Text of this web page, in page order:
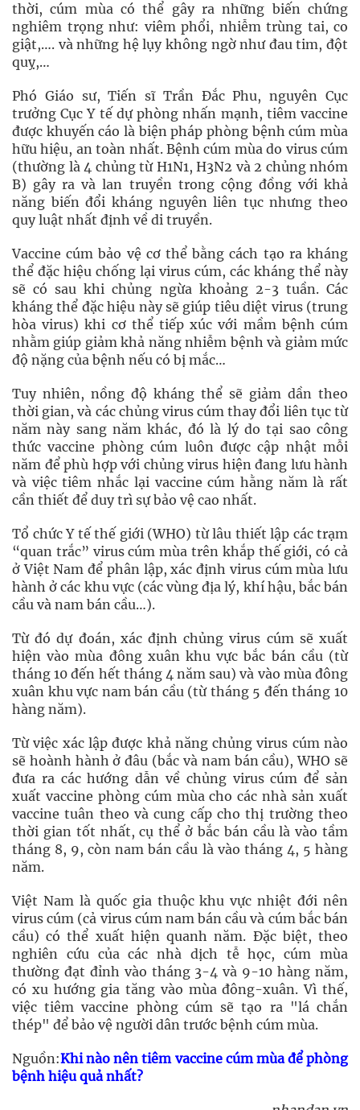
thời, cúm mùa có thể gây ra những biến chứng
nghiêm trọng như: viêm phổi, nhiễm trùng tai, co
giật,…. và những hệ lụy không ngờ như đau tim, đột
quỵ,…
Phó Giáo sư, Tiến sĩ Trần Đắc Phu, nguyên Cục
trưởng Cục Y tế dự phòng nhấn mạnh, tiêm vaccine
được khuyến cáo là biện pháp phòng bệnh cúm mùa
hữu hiệu, an toàn nhất. Bệnh cúm mùa do virus cúm
(thường là 4 chủng từ H1N1, H3N2 và 2 chủng nhóm
B) gây ra và lan truyền trong cộng đồng với khả
năng biến đổi kháng nguyên liên tục nhưng theo
quy luật nhất định về di truyền.
Vaccine cúm bảo vệ cơ thể bằng cách tạo ra kháng
thể đặc hiệu chống lại virus cúm, các kháng thể này
sẽ có sau khi chủng ngừa khoảng 2-3 tuần. Các
kháng thể đặc hiệu này sẽ giúp tiêu diệt virus (trung
hòa virus) khi cơ thể tiếp xúc với mầm bệnh cúm
nhằm giúp giảm khả năng nhiễm bệnh và giảm mức
độ nặng của bệnh nếu có bị mắc…
Tuy nhiên, nồng độ kháng thể sẽ giảm dần theo
thời gian, và các chủng virus cúm thay đổi liên tục từ
năm này sang năm khác, đó là lý do tại sao công
thức vaccine phòng cúm luôn được cập nhật mỗi
năm để phù hợp với chủng virus hiện đang lưu hành
và việc tiêm nhắc lại vaccine cúm hằng năm là rất
cần thiết để duy trì sự bảo vệ cao nhất.
Tổ chức Y tế thế giới (WHO) từ lâu thiết lập các trạm
“quan trắc” virus cúm mùa trên khắp thế giới, có cả
ở Việt Nam để phân lập, xác định virus cúm mùa lưu
hành ở các khu vực (các vùng địa lý, khí hậu, bắc bán
cầu và nam bán cầu…).
Từ đó dự đoán, xác định chủng virus cúm sẽ xuất
hiện vào mùa đông xuân khu vực bắc bán cầu (từ
tháng 10 đến hết tháng 4 năm sau) và vào mùa đông
xuân khu vực nam bán cầu (từ tháng 5 đến tháng 10
hàng năm).
Từ việc xác lập được khả năng chủng virus cúm nào
sẽ hoành hành ở đâu (bắc và nam bán cầu), WHO sẽ
đưa ra các hướng dẫn về chủng virus cúm để sản
xuất vaccine phòng cúm mùa cho các nhà sản xuất
vaccine tuân theo và cung cấp cho thị trường theo
thời gian tốt nhất, cụ thể ở bắc bán cầu là vào tầm
tháng 8, 9, còn nam bán cầu là vào tháng 4, 5 hàng
năm.
Việt Nam là quốc gia thuộc khu vực nhiệt đới nên
virus cúm (cả virus cúm nam bán cầu và cúm bắc bán
cầu) có thể xuất hiện quanh năm. Đặc biệt, theo
nghiên cứu của các nhà dịch tễ học, cúm mùa
thường đạt đỉnh vào tháng 3-4 và 9-10 hàng năm,
có xu hướng gia tăng vào mùa đông-xuân. Vì thế,
việc tiêm vaccine phòng cúm sẽ tạo ra "lá chắn
thép" để bảo vệ người dân trước bệnh cúm mùa.
Nguồn:Khi nào nên tiêm vaccine cúm mùa để phòng
bệnh hiệu quả nhất?